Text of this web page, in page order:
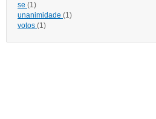
se (1)
unanimidade (1)
votos (1)